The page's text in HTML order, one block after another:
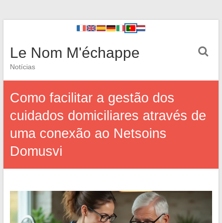
Le Nom M'échappe
Notícias
Como facilitar a gestão dos
cuidados domiciliares através de
uma conexão ao Netsoins
Domusvi